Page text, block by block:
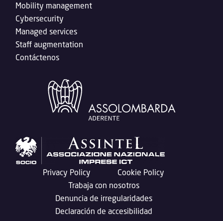
Mobility management
Cybersecurity
Managed services
Staff augmentation
Contáctenos
Privacy Policy
Cookie Policy
Trabaja con nosotros
Denuncia de irregularidades
Declaración de accesibilidad